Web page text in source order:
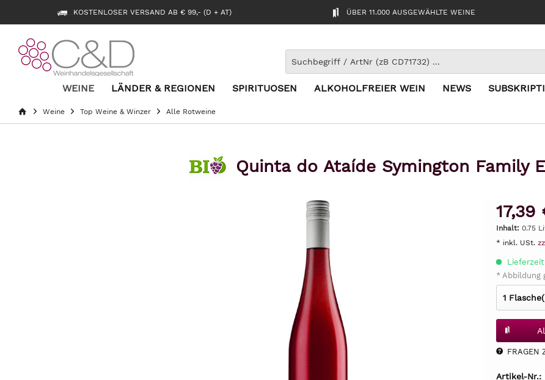
KOSTENLOSER VERSAND AB € 99,- (D + AT) ÜBER 11.000 AUSGEWÄHLTE WEINE
WEINE LÄNDER & REGIONEN SPIRITUOSEN ALKOHOLFREIER WEIN NEWS
Weine Top Weine & Winzer Alle Rotweine
Quinta do Ataíde Symington Family
Inhalt: 0.75
* inkl. USt.
Lieferzeit
* Abbildung
FRAGEN
Artikel-Nr.: